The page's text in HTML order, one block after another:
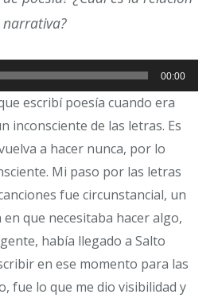
00:00
escribí poesía cuando era
inconsciente de las letras. Es
a hacer nunca, por lo
Mi paso por las letras
fue circunstancial, un
que necesitaba hacer algo,
había llegado a Salto
en ese momento para las
fue lo que me dio visibilidad y